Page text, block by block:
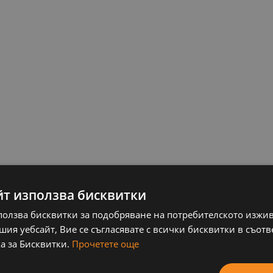
по процедура „Ново работно място“,
възможности в Балкан Сървисис ООД“.
използва бисквитки
бисквитки за подобряване на потребителското
уебсайт, Вие се съгласявате с всички бисквитки в
за Бисквитки. Прочетете още